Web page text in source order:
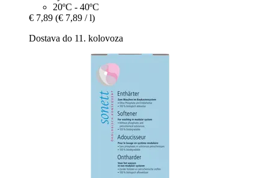
20ºC - 40ºC
€ 7,89 (€ 7,89 / l)
Dostava do 11. kolovoza